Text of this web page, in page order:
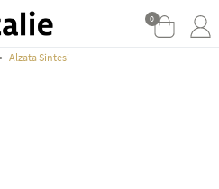
0
Alzata Sintesi